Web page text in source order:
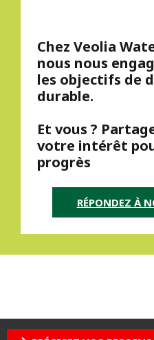
Chez Veolia
nous nous
les objectifs de
durable.
Et vous ?
votre intérêt
progrès
RÉPONDEZ À
Accessibilité - Non conforme